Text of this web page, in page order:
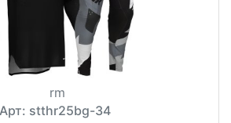
rm
Арт: stthr25bg-34